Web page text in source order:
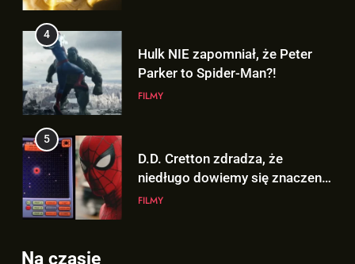
4
Hulk NIE zapomniał, że Peter
Parker to Spider-Man?!
FILMY
5
D.D. Cretton zdradza, że
niedługo dowiemy się znaczenia
sceny po napisach „SPIDER-
FILMY
Na czasie